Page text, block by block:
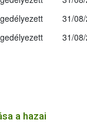
31/
31/
a hazai